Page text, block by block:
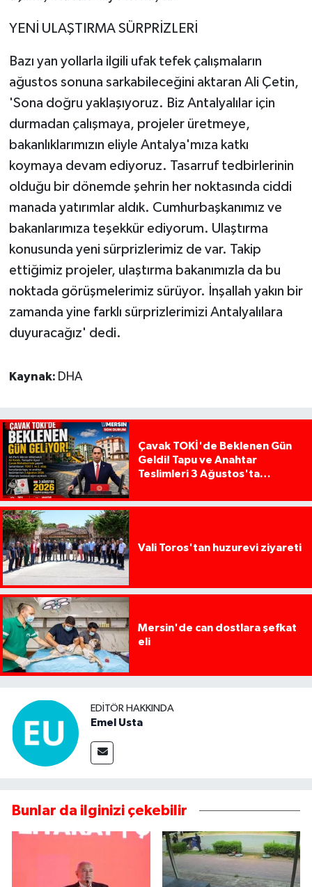
YENİ ULAŞTIRMA SÜRPRİZLERİ
Bazı yan yollarla ilgili ufak tefek çalışmaların
ağustos sonuna sarkabileceğini aktaran Ali Çetin,
'Sona doğru yaklaşıyoruz. Biz Antalyalılar için
durmadan çalışmaya, projeler üretmeye,
bakanlıklarımızın eliyle Antalya'mıza katkı
koymaya devam ediyoruz. Tasarruf tedbirlerinin
olduğu bir dönemde şehrin her noktasında ciddi
manada yatırımlar aldık. Cumhurbaşkanımız ve
bakanlarımıza teşekkür ediyorum. Ulaştırma
konusunda yeni sürprizlerimiz de var. Takip
ettiğimiz projeler, ulaştırma bakanımızla da bu
noktada görüşmelerimiz sürüyor. İnşallah yakın bir
zamanda yine farklı sürprizlerimizi Antalyalılara
duyuracağız' dedi.
Kaynak: DHA
Çavak TOKİ'de Beklenen Gün
Geldi! Tapu ve Anahtar
Teslimleri 3 Ağustos'ta
Vali Toros'tan huzurevi ziyareti
Mersin'de can dostlara şefkat
eli
EDITÖR HAKKINDA
Emel Usta
Bunlar da ilginizi çekebilir